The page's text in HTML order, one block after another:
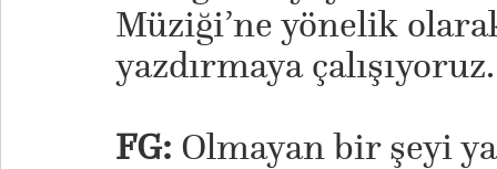
Müziği’ne yönelik
yazdırmaya çalışıyoruz.
FG: Olmayan bir şeyi